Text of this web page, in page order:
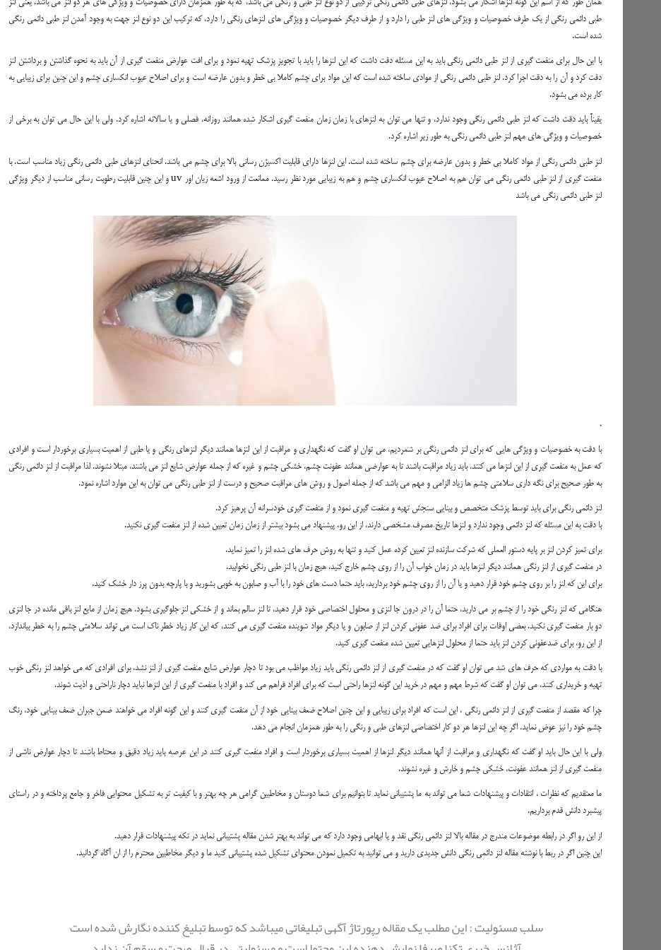
همان طور که از اسم این گونه لنزها اشکار می بشود، لنزهای طبی دائمی رنگی ترکیبی از دو نوع لنز طبی و رنگی می باشد، که به طور همزمان دارای خصوصیات و ویژگی های هر دو لنز می باشد. یعنی لنز
طبی دائمی رنگی از یک طرف خصوصیات و ویژگی های لنز طبی را دارد و از طرف دیگر خصوصیات و ویژگی های لنزهای رنگی را دارد، که ترکیب این دو نوع لنز جهت به وجود آمدن لنز طبی دائمی رنگی
شده است.
با این حال برای منفعت گیری از لنز طبی دائمی رنگی باید به این مسئله دقت داشت که این لنزها را باید با تجویز پزشک تهیه نمود و برای افت عوارض منفعت گیری از آن باید به نحوه گذاشتن و برداشتن لنز
دقت کرد و آن را به دقت اجرا کرد. لنز طبی دائمی رنگی از موادی ساخته شده است که این مواد برای چشم کاملا بی خطر و بدون عارضه است و برای اصلاح عیوب انکساری چشم و این چنین برای زیبایی به
کار برده می بشود.
یقیناً باید دقت داشت که لنز طبی دائمی رنگی وجود ندارد، و تنها می توان به لنزهای با زمان زمان منفعت گیری اشکار شده همانند روزانه، فصلی و یا سالانه اشاره کرد. ولی با این حال می توان به برخی از
خصوصیات و ویژگی های مهم لنز طبی دائمی رنگی به طور زیر اشاره کرد.
لنز طبی دائمی رنگی از مواد کاملا بی خطر و بدون عارضه برای چشم ساخته شده است. این لنزها دارای قابلیت اکسیژن رسانی بالا برای چشم می باشد. انحنای لنزهای طبی دائمی رنگی زیاد مناسب است. با
منفعت گیری از لنز طبی دائمی رنگی می توان هم به اصلاح عیوب انکساری چشم و هم به زیبایی مورد نظر رسید. ممانعت از ورود اشعه زیان اور uv و این چنین قابلیت رطوبت رسانی مناسب از دیگر ویژگی
لنز طبی دائمی رنگی می باشد
.
با دقت به خصوصیات و ویژگی هایی که برای لنز دائمی رنگی بر شمردیم، می توان او گفت که نگهداری و مراقبت از این لنزها همانند دیگر لنزهای رنگی و یا طبی از اهمیت بسیاری برخوردار است و افرادی
که عمل به منفعت گیری از این لنزها می کنند، باید زیاد مراقبت باشند تا به عوارضی همانند عفونت چشم، خشکی چشم و غیره که از جمله عوارض شایع لنز می باشند، مبتلا نشوند. لذا مراقبت از لنز دائمی رنگی
به طور صحیح برای نگه داری سلامتی چشم ها زیاد الزامی و مهم می باشد که از جمله اصول و روش های مراقبت صحیح و درست از لنز طبی رنگی می توان به این موارد اشاره نمود.
لنز دائمی رنگی برای باید توسط پزشک متخصص و بینایی سنجش تهیه و منفعت گیری نمود و از منفعت گیری خودسرانه آن پرهیز کرد.
با دقت به این مسئله که لنز دائمی وجود ندارد و لنزها تاریخ مصرف مشخصی دارند، از این رو، پیشنهاد می بشود بیشتر از زمان زمان تعیین شده از لنز منفعت گیری نکنید.
برای تمیز کردن لنز بر پایه دستور العملی که شرکت سازنده لنز تعیین کرده عمل کنید و تنها به روش حرف های شده لنز را تمیز نماید.
در منفعت گیری از لنز رنگی همانند دیگر لنزها باید در زمان خواب آن را از روی چشم خارج کنید، هیچ زمان با لنز طبی رنگی نخوابید.
برای این که لنز را بر روی چشم خود قرار دهید و یا آن را از روی چشم خود بردارید، باید حتما دست های خود را با آب و صابون به خوبی بشورید و با پارچه بدون پرز دار خشک کنید.
هنگامی که لنز رنگی خود را از چشم بر می دارید، حتما آن را در درون جا لنزی و محلول اختصاصی خود قرار دهید، تا لنز سالم بماند و از خشکی لنز جلوگیری بشود. هیچ زمان از مایع لنز باقی مانده در جا لنزی
دو بار منفعت گیری نکنید. بعضی اوقات برای افراد برای ضد عفونی کردن لنز از صابون و یا دیگر مواد شوینده منفعت گیری می کنند، که این کار زیاد خطر ناک است می تواند سلامتی چشم را به خطر بیاندازد،
از این رو، برای ضدعفونی کردن لنز باید حتما از محلول لنزهایی تعیین شده منفعت گیری کنید.
با دقت به مواردی که حرف های شد می توان او گفت که در منفعت گیری از لنز دائمی رنگی باید زیاد مواظب می بود تا دچار عوارض شایع منفعت گیری از لنز نشد، برای افرادی که می خواهد لنز رنگی خوب
تهیه و خریداری کنند، می توان او گفت که شرط مهم و مهم در خرید این گونه لنزها راحتی است که برای افراد فراهم می کند و افراد با منفعت گیری از این لنزها نباید دچار ناراحتی و اذیت شوند.
چرا که مقصد از منفعت گیری از لنز دائمی رنگی ، این است که افراد برای زیبایی و این چنین اصلاح ضعف بینایی خود از آن منفعت گیری کنند و این گونه افراد می خواهند ضمن جبران ضعف بینایی خود، رنگ
چشم خود را نیز عوض نماید. اگر چه این لنزها هر دو کار اختصاصی لنزهای طبی و رنگی را به طور همزمان انجام می دهد.
ولی با این حال باید او گفت که نگهداری و مراقبت از آنها همانند دیگر لنزها از اهمیت بسیاری برخوردار است و افراد منفعت گیری کنند در این عرصه باید زیاد دقیق و محتاط باشند تا دچار عوارض ناشی از
منفعت گیری از لنز همانند عفونت، خشکی چشم و خارش و غیره نشوند.
ما معتقدیم که نظرات ، انتقادات و پیشنهادات شما می تواند به ما پشتیبانی نماید تا بتوانیم برای شما دوستان و مخاطبین گرامی هر چه بهتر و با کیفیت تر به تشکیل محتوایی فاخر و جامع پرداخته و در راستای
پیشبرد دانش قدم برداریم.
از این رو اگر در رابطه موضوعات مندرج در مقاله بالا لنز دائمی رنگی نقد و یا ابهامی وجود دارد که می تواند به بهتر شدن مقاله پشتیبانی نماید در تکه پیشنهادات قرار دهید.
این چنین اگر در ربط با نوشته مقاله لنز دائمی رنگی دانش جدیدی دارید و می توانید به تکمیل نمودن محتوای تشکیل شده پشتیبانی کنید ما و دیگر مخاطبین محترم را از ان آگاه گردانید.